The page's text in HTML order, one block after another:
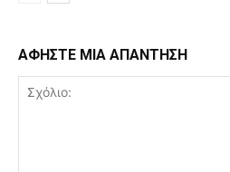
ΑΦΗΣΤΕ ΜΙΑ ΑΠΑΝΤΗΣΗ